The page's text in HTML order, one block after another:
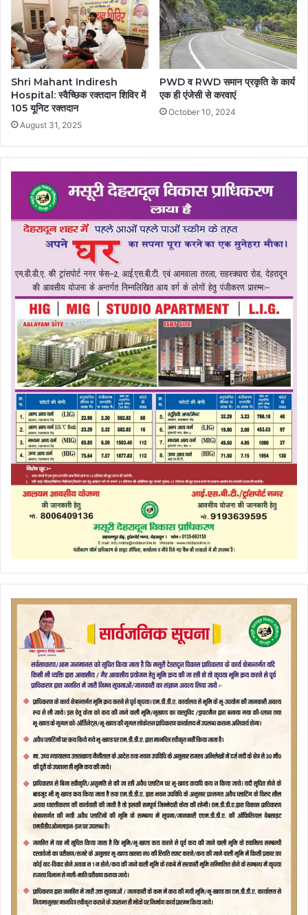
Shri Mahant Indiresh
Hospital: स्वैच्छिक रक्तदान शिविर में
105 यूनिट रक्तदान
August 31, 2025
PWD व RWD समान प्रकृति के कार्य
एक ही एंजेसी से करवाएं
October 10, 2024